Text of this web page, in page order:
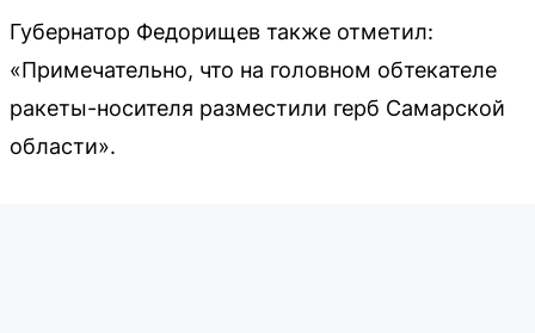
Губернатор Федорищев также отметил:
«Примечательно, что на головном обтекателе
ракеты-носителя разместили герб Самарской
области».